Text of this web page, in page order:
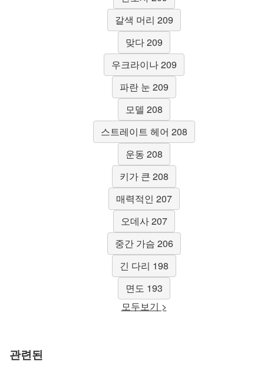
갈색 머리 209
맞다 209
우크라이나 209
파란 눈 209
모델 208
스트레이트 헤어 208
운동 208
키가 큰 208
매력적인 207
오데사 207
중간 가슴 206
긴 다리 198
면도 193
모두보기 >
관련된